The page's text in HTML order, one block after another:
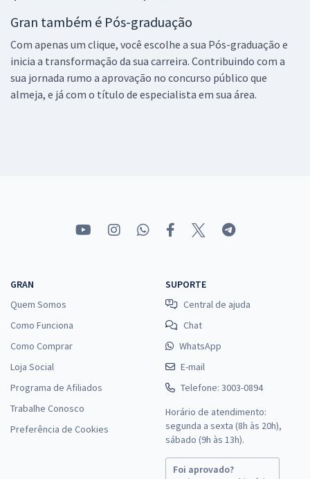
Gran também é Pós-graduação
Com apenas um clique, você escolhe a sua Pós-graduação e
inicia a transformação da sua carreira. Contribuindo com a
sua jornada rumo a aprovação no concurso público que
almeja, e já com o título de especialista em sua área.
GRAN
Quem Somos
Como Funciona
Como Comprar
Loja Social
Programa de Afiliados
Trabalhe Conosco
Preferência de Cookies
SUPORTE
Central de ajuda
Chat
WhatsApp
E-mail
Telefone: 3003-0894
Horário de atendimento:
segunda a sexta (8h às 20h),
sábado (9h às 13h).
Foi aprovado?